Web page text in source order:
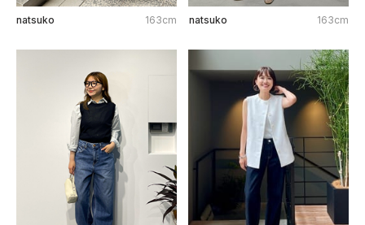
natsuko 163cm natsuko 163cm